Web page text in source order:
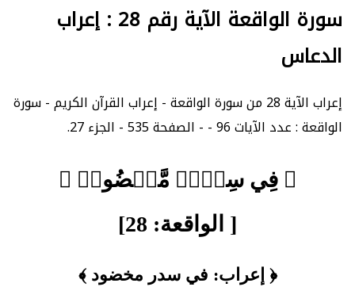
سورة الواقعة الآية رقم 28 : إعراب
الدعاس
إعراب الآية 28 من سورة الواقعة - إعراب القرآن الكريم - سورة
الواقعة : عدد الآيات 96 - - الصفحة 535 - الجزء 27.
﴿ فِي سِدۡرٖ مَّخۡضُودٖ ﴾
[ الواقعة: 28]
﴿ إعراب: في سدر مخضود ﴾